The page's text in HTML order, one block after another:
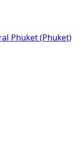
Phuket (Phuket)